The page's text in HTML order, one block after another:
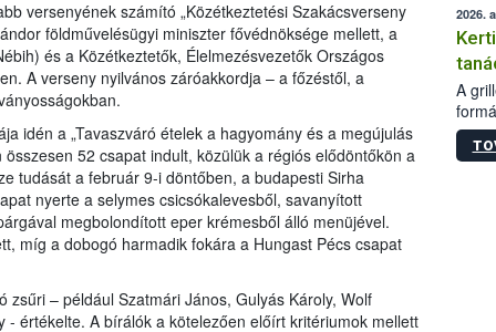
versenyének számító „Közétkeztetési Szakácsverseny
földművelésügyi miniszter fővédnöksége mellett, a
és a Közétkeztetők, Élelmezésvezetők Országos
A verseny nyilvános záróakkordja – a főzéstől, a
idén a „Tavaszváró ételek a hagyomány és a megújulás
52 csapat indult, közülük a régiós elődöntőkön a
tudását a február 9-i döntőben, a budapesti Sirha
nyerte a selymes csicsókalevesből, savanyított
megbolondított eper krémesből álló menüjével.
míg a dobogó harmadik fokára a Hungast Pécs csapat
– például Szatmári János, Gulyás Károly, Wolf
értékelte. A bírálók a kötelezően előírt kritériumok mellett
2026.
A